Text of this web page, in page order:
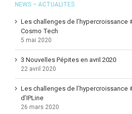
NEWS – ACTUALITES
Les challenges de l’hypercroissance
Cosmo Tech
5 mai 2020
3 Nouvelles Pépites en avril 2020
22 avril 2020
Les challenges de l’hypercroissance
d’IPLine
26 mars 2020